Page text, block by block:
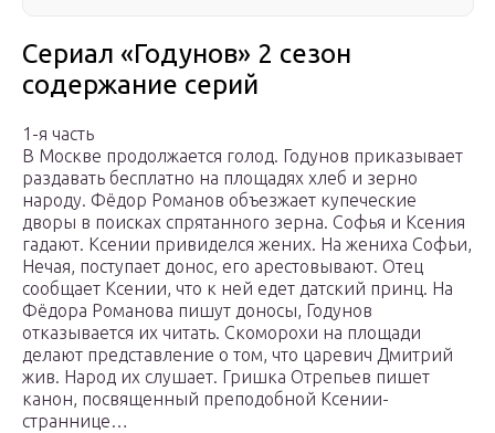
Сериал «Годунов» 2 сезон
содержание серий
1-я часть
В Москве продолжается голод. Годунов приказывает
раздавать бесплатно на площадях хлеб и зерно
народу. Фёдор Романов объезжает купеческие
дворы в поисках спрятанного зерна. Софья и Ксения
гадают. Ксении привиделся жених. На жениха Софьи,
Нечая, поступает донос, его арестовывают. Отец
сообщает Ксении, что к ней едет датский принц. На
Фёдора Романова пишут доносы, Годунов
отказывается их читать. Скоморохи на площади
делают представление о том, что царевич Дмитрий
жив. Народ их слушает. Гришка Отрепьев пишет
канон, посвященный преподобной Ксении-
страннице…